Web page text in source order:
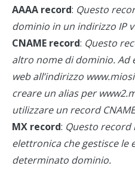
AAAA record: Questo
dominio in un indirizzo IP
CNAME record: Questo
altro nome di dominio. Ad
web all’indirizzo
creare un alias per
utilizzare un record
MX record: Questo record
elettronica che gestisce le
determinato dominio.